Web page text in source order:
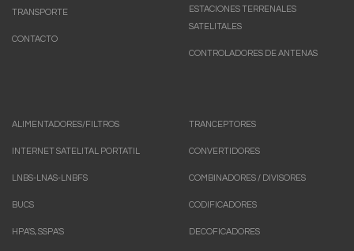
TRANSPORTE
CONTACTO
ESTACIONES TERRENALES
SATELITALES
CONTROLADORES DE ANTENAS
ALIMENTADORES/FILTROS
INTERNET SATELITAL PORTATIL
LNBS-LNAS-LNBFS
BUCS
HPA'S, SSPA'S
TRANCEPTORES
CONVERTIDORES
COMBINADORES / DIVISORES
CODIFICADORES
DECOFICADORES